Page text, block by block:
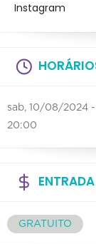
Instagram
sab, 10/08/2024 -
20:00
ENTRADA
GRATUITO